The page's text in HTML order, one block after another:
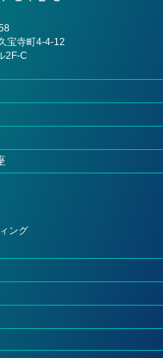
宝寺町4-4-12
2F-C
ング